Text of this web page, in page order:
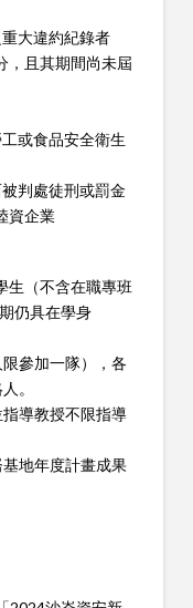
大違約紀錄者
，且其期間尚未屆
或食品安全衛生
判處徒刑或罰金
資企業
生（不含在職專班
仍具在學身
參加一隊），各
。
導教授不限指導
地年度計畫成果